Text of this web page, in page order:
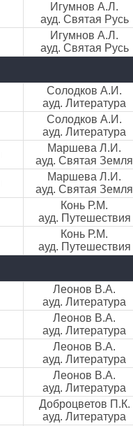
Игумнов А.Л.
ауд. Святая Русь
Игумнов А.Л.
ауд. Святая Русь
Солодков А.И.
ауд. Литература
Солодков А.И.
ауд. Литература
Маршева Л.И.
ауд. Святая Земля
Маршева Л.И.
ауд. Святая Земля
Конь Р.М.
ауд. Путешествия
Конь Р.М.
ауд. Путешествия
Леонов В.А.
ауд. Литература
Леонов В.А.
ауд. Литература
Леонов В.А.
ауд. Литература
Леонов В.А.
ауд. Литература
Доброцветов П.К.
ауд. Литература